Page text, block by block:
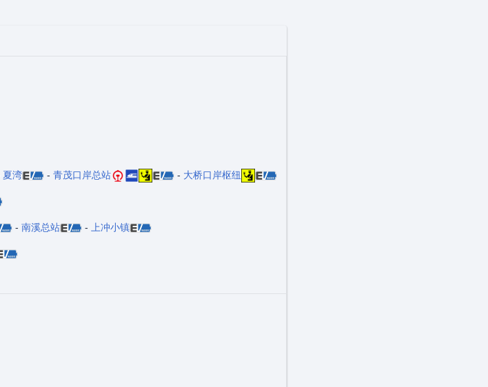
夏湾 - 青茂口岸总站 - 大桥口岸枢纽
- 南溪总站 - 上冲小镇